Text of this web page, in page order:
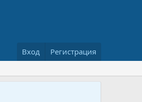
Вход Регистрация